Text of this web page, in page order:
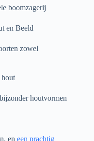
boomzagerij
en Beeld
zowel
houtvormen
en een prachtig